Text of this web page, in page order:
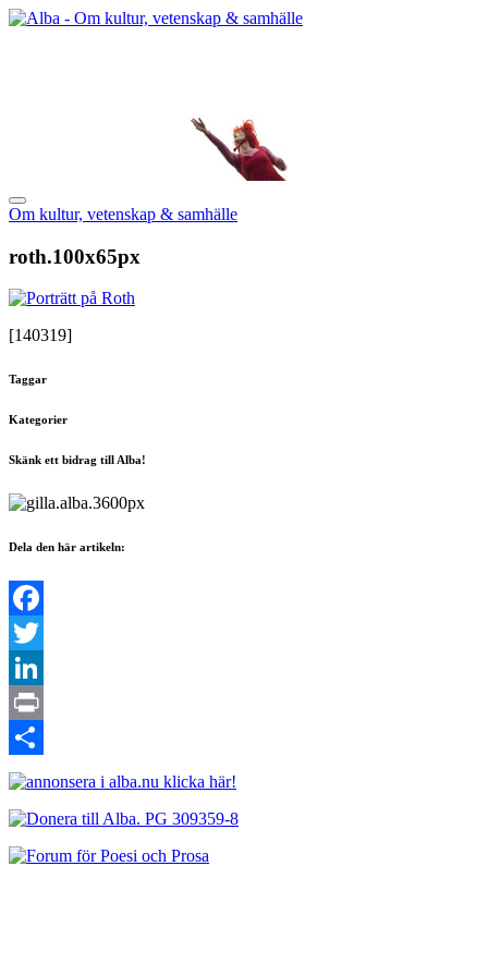
Om kultur, vetenskap & samhälle
roth.100x65px
[140319]
Taggar
Kategorier
Skänk ett bidrag till Alba!
Dela den här artikeln:
Facebook
Twitter
LinkedIn
Print
Dela